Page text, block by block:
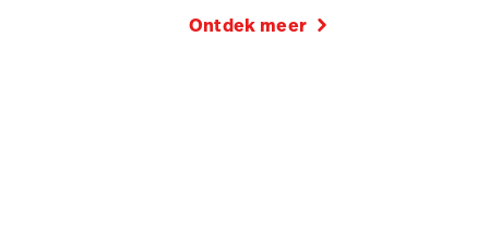
Ontdek meer